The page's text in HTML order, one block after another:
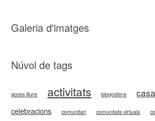
Galeria d'imatges
Núvol de tags
acces lliure activitats blogosfera
celebracions comunitari comunitats virtuals